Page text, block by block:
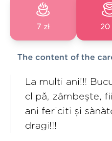
7 zł 20
The content of the
La multi ani!!!
clipă, zâmbește,
ani fericiti și
dragi!!!